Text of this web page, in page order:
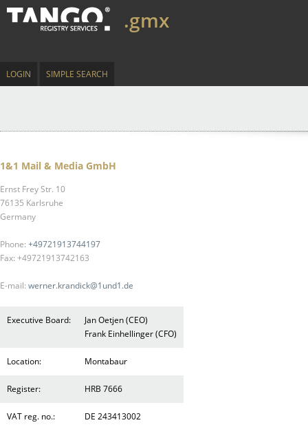
.gmx
LOGIN SIMPLE SEARCH
1&1 Mail & Media GmbH
Ernst Frey Str. 10
76135 Karlsruhe
Germany
Phone: +49721913744197
Fax: +49721913742163
E-mail: werner.krandick@1und1.de
Executive Board:
Jan Oetjen (CEO)
Frank Einhellinger (CFO)
Location: Montabaur
Register: HRB 7666
VAT reg. no.: DE 243413002